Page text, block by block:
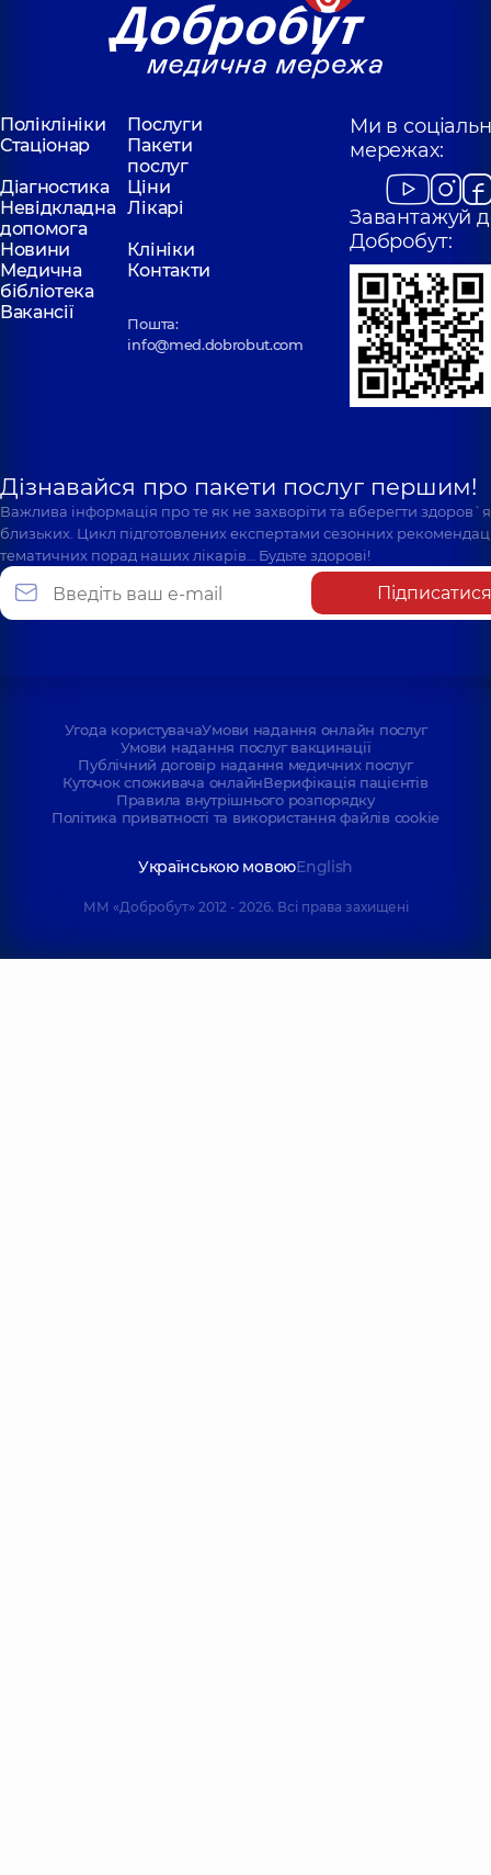
Поліклініки
Послуги
Стаціонар
Пакети
послуг
Діагностика
Ціни
Невідкладна
допомога
Лікарі
Новини
Клініки
Медична
бібліотека
Контакти
Вакансії
Пошта:
info@med.dobrobut.com
Ми в
мережах:
Завантажуй
Добробут:
Дізнавайся про пакети послуг першим!
Важлива інформація про те як не захворіти та вберегти
близьких. Цикл підготовлених експертами сезонних
тематичних порад наших лікарів… Будьте здорові!
Підписатися
Угода користувачаУмови надання онлайн послуг
Умови надання послуг вакцинації
Публічний договір надання медичних послуг
Куточок споживача онлайнВерифікація пацієнтів
Правила внутрішнього розпорядку
Політика приватності та використання файлів cookie
Українською мовоюEnglish
ММ «Добробут» 2012 - 2026. Всі права захищені